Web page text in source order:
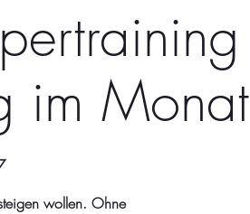
im Monat
wollen. Ohne